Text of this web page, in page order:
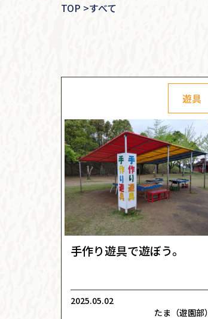
TOP >すべて
遊具
手作り遊具で遊ぼう。
2025.05.02
たま（遊園部）